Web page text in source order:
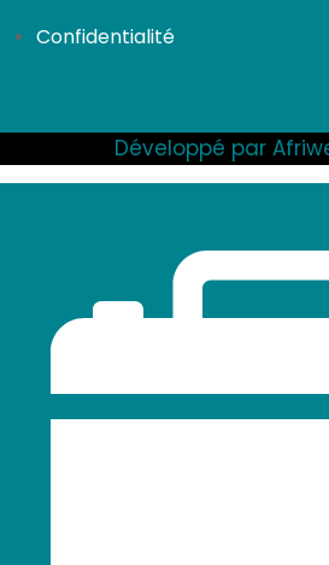
Confidentialité
Développé par